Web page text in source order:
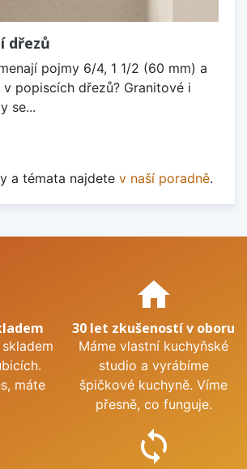
dřezů
pojmy 6/4, 1 1/2 (60 mm) a
popiscích dřezů? Granitové i
se...
a témata najdete v naší poradně.
u nás?
máte
home
30 let zkušeností v oboru
Máme vlastní kuchyňské
studio a vyrábíme
špičkové kuchyně. Víme
přesně, co funguje.
sync